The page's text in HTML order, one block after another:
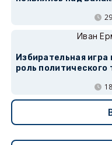
Иван
Избирательная
роль политического